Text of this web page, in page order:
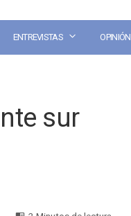
ENTREVISTAS OPINIÓN
sur